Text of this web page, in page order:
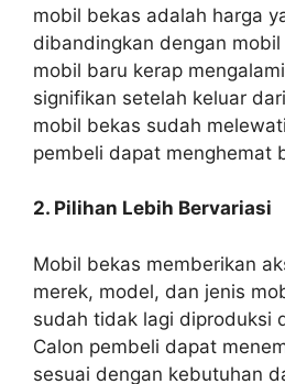
mobil bekas adalah harga
dibandingkan dengan
mobil baru kerap
signifikan setelah keluar
mobil bekas sudah
pembeli dapat menghemat
2. Pilihan Lebih Bervariasi
Mobil bekas memberikan
merek, model, dan jenis
sudah tidak lagi diproduksi
Calon pembeli dapat
sesuai dengan kebutuhan